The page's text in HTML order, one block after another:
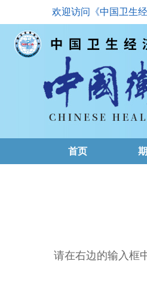
欢迎访问《中国卫生
首页
请在右边的输入框